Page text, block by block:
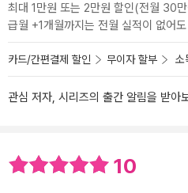
최대 1만원 또는 2만원 할인(전월 30
급월 +1개월까지는 전월 실적이 없어
카드/간편결제 할인 무이자 할부 소
관심 저자, 시리즈의 출간 알림을 받아
10